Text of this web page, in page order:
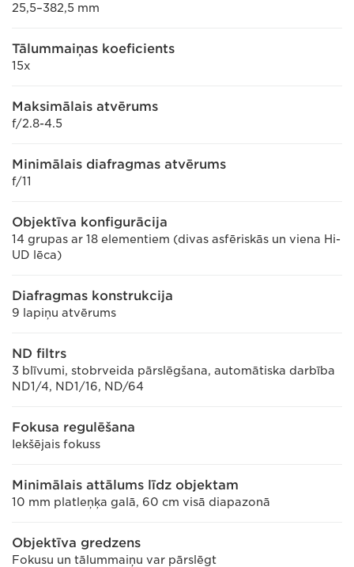
25,5–382,5 mm
Tālummaiņas koeficients
15x
Maksimālais atvērums
f/2.8-4.5
Minimālais diafragmas atvērums
f/11
Objektīva konfigurācija
14 grupas ar 18 elementiem (divas asfēriskās un viena Hi-
UD lēca)
Diafragmas konstrukcija
9 lapiņu atvērums
ND filtrs
3 blīvumi, stobrveida pārslēgšana, automātiska darbība
ND1/4, ND1/16, ND/64
Fokusa regulēšana
Iekšējais fokuss
Minimālais attālums līdz objektam
10 mm platleņķa galā, 60 cm visā diapazonā
Objektīva gredzens
Fokusu un tālummaiņu var pārslēgt